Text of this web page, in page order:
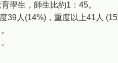
學生，師生比約1：45。
39人(14%)，重度以上41人